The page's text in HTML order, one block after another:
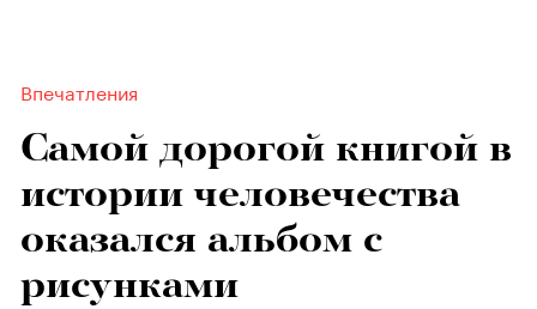
Впечатления
Самой дорогой книгой в
истории человечества
оказался альбом с
рисунками